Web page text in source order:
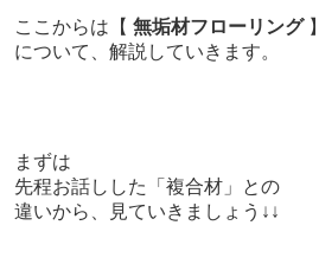
ここからは【 無垢材フローリング】
について、解説していきます。
まずは
先程お話しした「複合材」との
違いから、見ていきましょう↓↓